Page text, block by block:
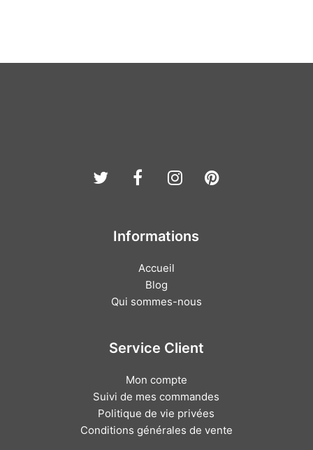
TwitterFacebook
Instagram
Pinterest
Informations
Accueil
Blog
Qui sommes-nous
Service Client
Mon compte
Suivi de mes commandes
Politique de vie privées
Conditions générales de vente